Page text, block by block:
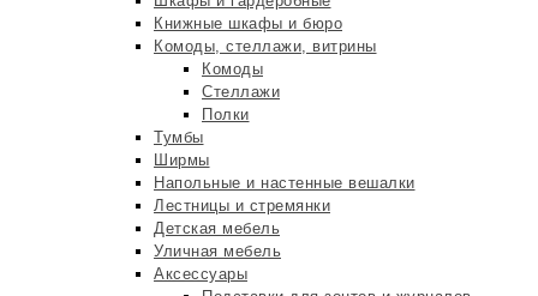
Книжные шкафы и бюро
Комоды, стеллажи, витрины
Комоды
Стеллажи
Полки
Тумбы
Ширмы
Напольные и настенные вешалки
Лестницы и стремянки
Детская мебель
Уличная мебель
Аксессуары